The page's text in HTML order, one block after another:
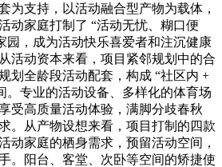
为支持，以活动融合型产物为载体，
动家庭打制了 “活动无忧、糊口便
园，成为活动快乐喜爱者和注沉健康
活动资本来看，项目紧邻规划中的合
划全龄段活动配套，构成 “社区内 +
。专业的活动设备、多样化的体育场
受高质量活动体验，满脚分歧春秋
。从产物设想来看，项目打制的四款
动家庭的栖身需求，预留活动空间，
。阳台、客堂、次卧等空间的矫捷使